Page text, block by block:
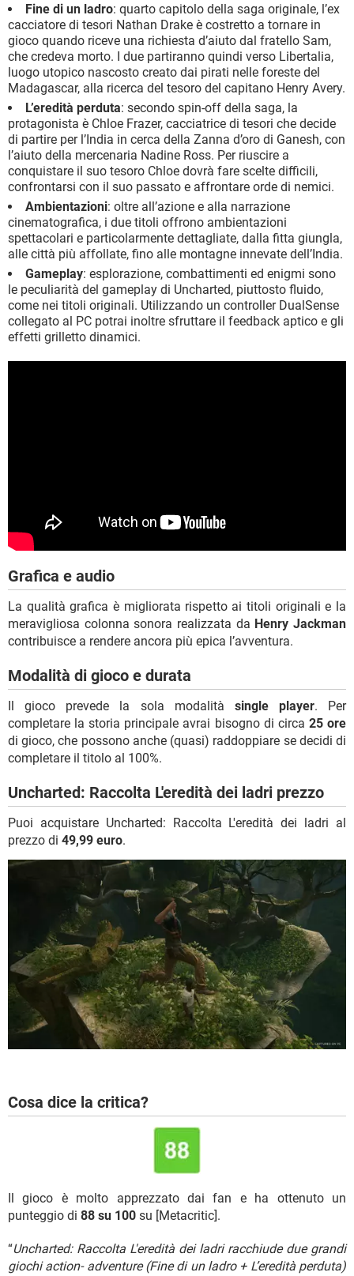
Fine di un ladro: quarto capitolo della saga originale, l’ex
cacciatore di tesori Nathan Drake è costretto a tornare in
gioco quando riceve una richiesta d’aiuto dal fratello Sam,
che credeva morto. I due partiranno quindi verso Libertalia,
luogo utopico nascosto creato dai pirati nelle foreste del
Madagascar, alla ricerca del tesoro del capitano Henry Avery.
L’eredità perduta: secondo spin-off della saga, la
protagonista è Chloe Frazer, cacciatrice di tesori che decide
di partire per l’India in cerca della Zanna d’oro di Ganesh, con
l’aiuto della mercenaria Nadine Ross. Per riuscire a
conquistare il suo tesoro Chloe dovrà fare scelte difficili,
confrontarsi con il suo passato e affrontare orde di nemici.
Ambientazioni: oltre all’azione e alla narrazione
cinematografica, i due titoli offrono ambientazioni
spettacolari e particolarmente dettagliate, dalla fitta giungla,
alle città più affollate, fino alle montagne innevate dell’India.
Gameplay: esplorazione, combattimenti ed enigmi sono
le peculiarità del gameplay di Uncharted, piuttosto fluido,
come nei titoli originali. Utilizzando un controller DualSense
collegato al PC potrai inoltre sfruttare il feedback aptico e gli
effetti grilletto dinamici.
Grafica e audio
La qualità grafica è migliorata rispetto ai titoli originali e la
meravigliosa colonna sonora realizzata da Henry Jackman
contribuisce a rendere ancora più epica l’avventura.
Modalità di gioco e durata
Il gioco prevede la sola modalità single player. Per
completare la storia principale avrai bisogno di circa 25 ore
di gioco, che possono anche (quasi) raddoppiare se decidi di
completare il titolo al 100%.
Uncharted: Raccolta L'eredità dei ladri prezzo
Puoi acquistare Uncharted: Raccolta L'eredità dei ladri al
prezzo di 49,99 euro.
Cosa dice la critica?
Il gioco è molto apprezzato dai fan e ha ottenuto un
punteggio di 88 su 100 su [Metacritic].
“Uncharted: Raccolta L'eredità dei ladri racchiude due grandi
giochi action- adventure (Fine di un ladro + L’eredità perduta)